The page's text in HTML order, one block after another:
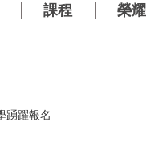
課程 榮耀
踴躍報名